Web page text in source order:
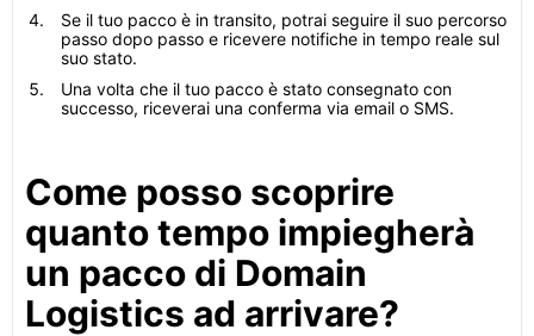
Se il tuo pacco è in transito, potrai seguire il suo percorso
passo dopo passo e ricevere notifiche in tempo reale sul
suo stato.
Una volta che il tuo pacco è stato consegnato con
successo, riceverai una conferma via email o SMS.
Come posso scoprire
quanto tempo impiegherà
un pacco di Domain
Logistics ad arrivare?